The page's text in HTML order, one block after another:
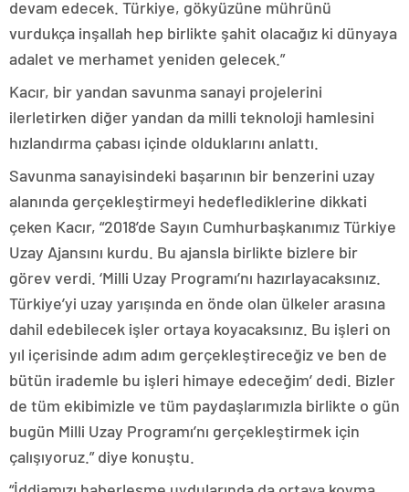
devam edecek. Türkiye, gökyüzüne mührünü
vurdukça inşallah hep birlikte şahit olacağız ki dünyaya
adalet ve merhamet yeniden gelecek.”
Kacır, bir yandan savunma sanayi projelerini
ilerletirken diğer yandan da milli teknoloji hamlesini
hızlandırma çabası içinde olduklarını anlattı.
Savunma sanayisindeki başarının bir benzerini uzay
alanında gerçekleştirmeyi hedeflediklerine dikkati
çeken Kacır, “2018’de Sayın Cumhurbaşkanımız Türkiye
Uzay Ajansını kurdu. Bu ajansla birlikte bizlere bir
görev verdi. ‘Milli Uzay Programı’nı hazırlayacaksınız.
Türkiye’yi uzay yarışında en önde olan ülkeler arasına
dahil edebilecek işler ortaya koyacaksınız. Bu işleri on
yıl içerisinde adım adım gerçekleştireceğiz ve ben de
bütün irademle bu işleri himaye edeceğim’ dedi. Bizler
de tüm ekibimizle ve tüm paydaşlarımızla birlikte o gün
bugün Milli Uzay Programı’nı gerçekleştirmek için
çalışıyoruz.” diye konuştu.